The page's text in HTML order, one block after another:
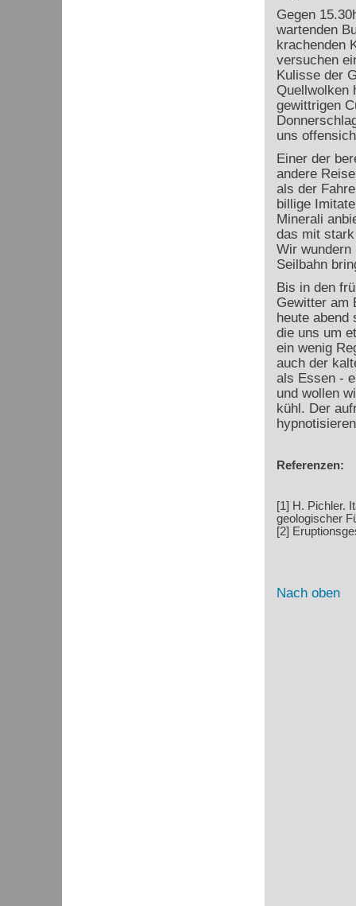
Gegen
wartenden
krachenden
versuchen
Kulisse der
Quellwolken
gewittrigen
uns
Einer der
andere
als der
billige
Minerali
das mit
Wir wundern
Seilbahn
Bis in den
Gewitter am
heute abend
die uns um
ein wenig
auch der
als Essen -
und wollen
kühl. Der
Referenzen:
[1] H. Pichler.
geologischer
[2]
Nach oben